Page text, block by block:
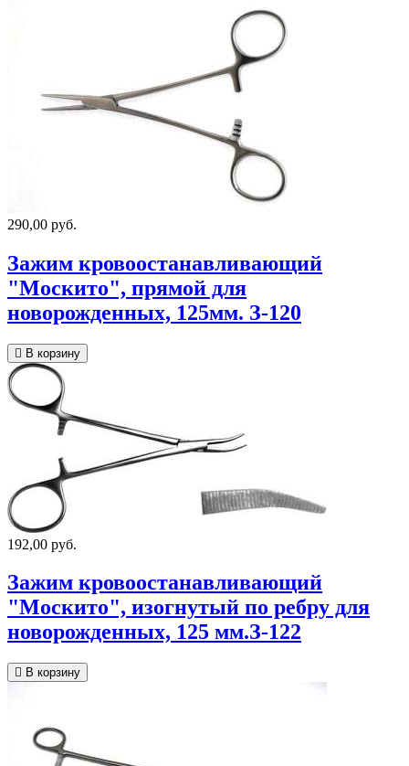
290,00 руб.
Зажим кровоостанавливающий
"Москито", прямой для
новорожденных, 125мм. З-120
В корзину
192,00 руб.
Зажим кровоостанавливающий
"Москито", изогнутый по ребру для
новорожденных, 125 мм.З-122
В корзину